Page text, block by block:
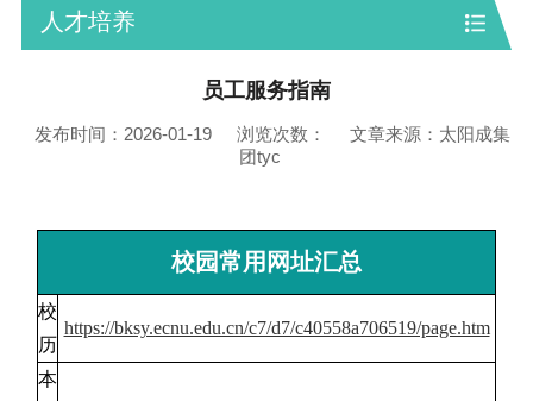
人才培养
员工服务指南
发布时间：2026-01-19 浏览次数：
文章来源：太阳成集
团tyc
校园常用网址汇总
校
历
https://bksy.ecnu.edu.cn/c7/d7/c40558a706519/page.htm
本